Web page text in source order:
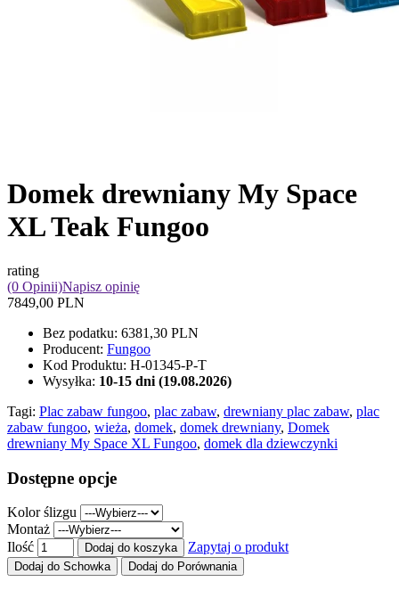
Domek drewniany My Space
XL Teak Fungoo
rating
(0 Opinii)Napisz opinię
7849,00 PLN
Bez podatku: 6381,30 PLN
Producent: Fungoo
Kod Produktu: H-01345-P-T
Wysyłka: 10-15 dni (19.08.2026)
Tagi: Plac zabaw fungoo, plac zabaw, drewniany plac zabaw, plac
zabaw fungoo, wieża, domek, domek drewniany, Domek
drewniany My Space XL Fungoo, domek dla dziewczynki
Dostępne opcje
Kolor ślizgu
Montaż
Ilość
Dodaj do koszyka Zapytaj o produkt
Dodaj do Schowka Dodaj do Porównania